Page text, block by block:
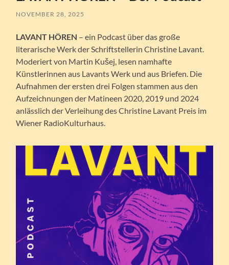
NOVEMBER 28, 2025
LAVANT HÖREN – ein Podcast über das große
literarische Werk der Schriftstellerin Christine Lavant.
Moderiert von Martin Kušej, lesen namhafte
Künstlerinnen aus Lavants Werk und aus Briefen. Die
Aufnahmen der ersten drei Folgen stammen aus den
Aufzeichnungen der Matineen 2020, 2019 und 2024
anlässlich der Verleihung des Christine Lavant Preis im
Wiener RadioKulturhaus.